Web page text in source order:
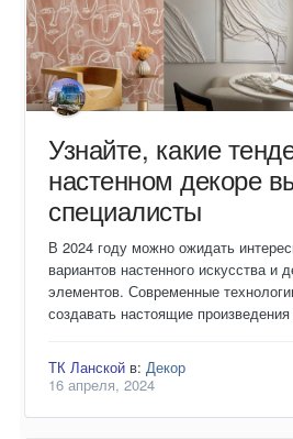
Узнайте, какие
настенном декоре
специалисты
В 2024 году можно ожидать
вариантов настенного искусства и
элементов. Современные
создавать настоящие
ТК Ланской в: Декор
16 апреля, 2024